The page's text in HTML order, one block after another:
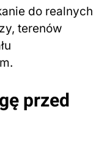
do realnych
terenów
przed